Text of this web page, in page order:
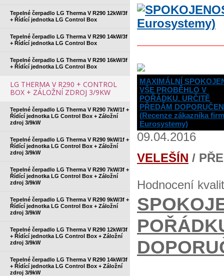
Tepelné čerpadlo LG Therma V R290 12kW/3f
+ Řídící jednotka LG Control Box
Tepelné čerpadlo LG Therma V R290 14kW/3f
+ Řídící jednotka LG Control Box
Tepelné čerpadlo LG Therma V R290 16kW/3f
+ Řídící jednotka LG Control Box
LG THERMA V R290 + CONTROL
BOX + ZÁLOŽNÍ ZDROJ 3/9KW
Tepelné čerpadlo LG Therma V R290 7kW/1f +
Řídící jednotka LG Control Box + Záložní
zdroj 3/9kW
Tepelné čerpadlo LG Therma V R290 9kW/1f +
Řídící jednotka LG Control Box + Záložní
zdroj 3/9kW
Tepelné čerpadlo LG Therma V R290 7kW/3f +
Řídící jednotka LG Control Box + Záložní
zdroj 3/9kW
Tepelné čerpadlo LG Therma V R290 9kW/3f +
Řídící jednotka LG Control Box + Záložní
zdroj 3/9kW
Tepelné čerpadlo LG Therma V R290 12kW/3f
+ Řídící jednotka LG Control Box + Záložní
zdroj 3/9kW
Tepelné čerpadlo LG Therma V R290 14kW/3f
+ Řídící jednotka LG Control Box + Záložní
zdroj 3/9kW
MAXIMÁLNÍ
VŠE PROBĚHLO V
POŘÁDKU. URČITĚ
PŘEDÁM
(Recenze zákazníka
Eurosystemy)
09.04.2016
VELEŠÍN /
Hodnocení